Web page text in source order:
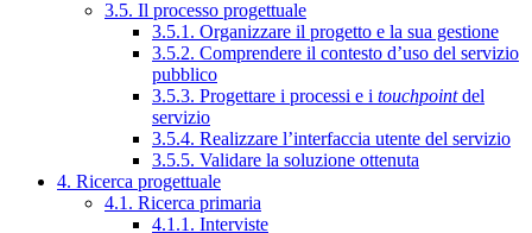
3.5. Il processo progettuale
3.5.1. Organizzare il progetto e la sua gestione
3.5.2. Comprendere il contesto d’uso del servizio
pubblico
3.5.3. Progettare i processi e i touchpointdel
servizio
3.5.4. Realizzare l’interfaccia utente del servizio
3.5.5. Validare la soluzione ottenuta
4. Ricerca progettuale
4.1. Ricerca primaria
4.1.1. Interviste